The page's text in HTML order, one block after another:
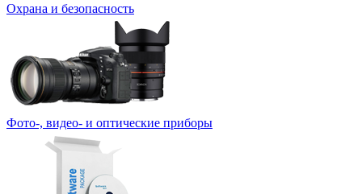
Охрана и безопасность
Фото-, видео- и оптические приборы